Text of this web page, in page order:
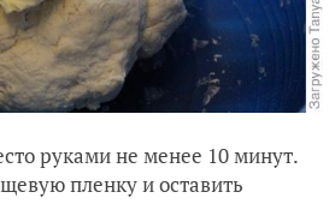
руками не менее 10 минут.
пленку и оставить